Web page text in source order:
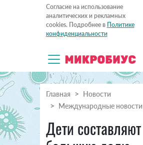
Согласие на использование
аналитических и рекламных
cookies. Подробнее в Политике
конфиденциальности
Главная
Новости
Международные новости
Дети составляют